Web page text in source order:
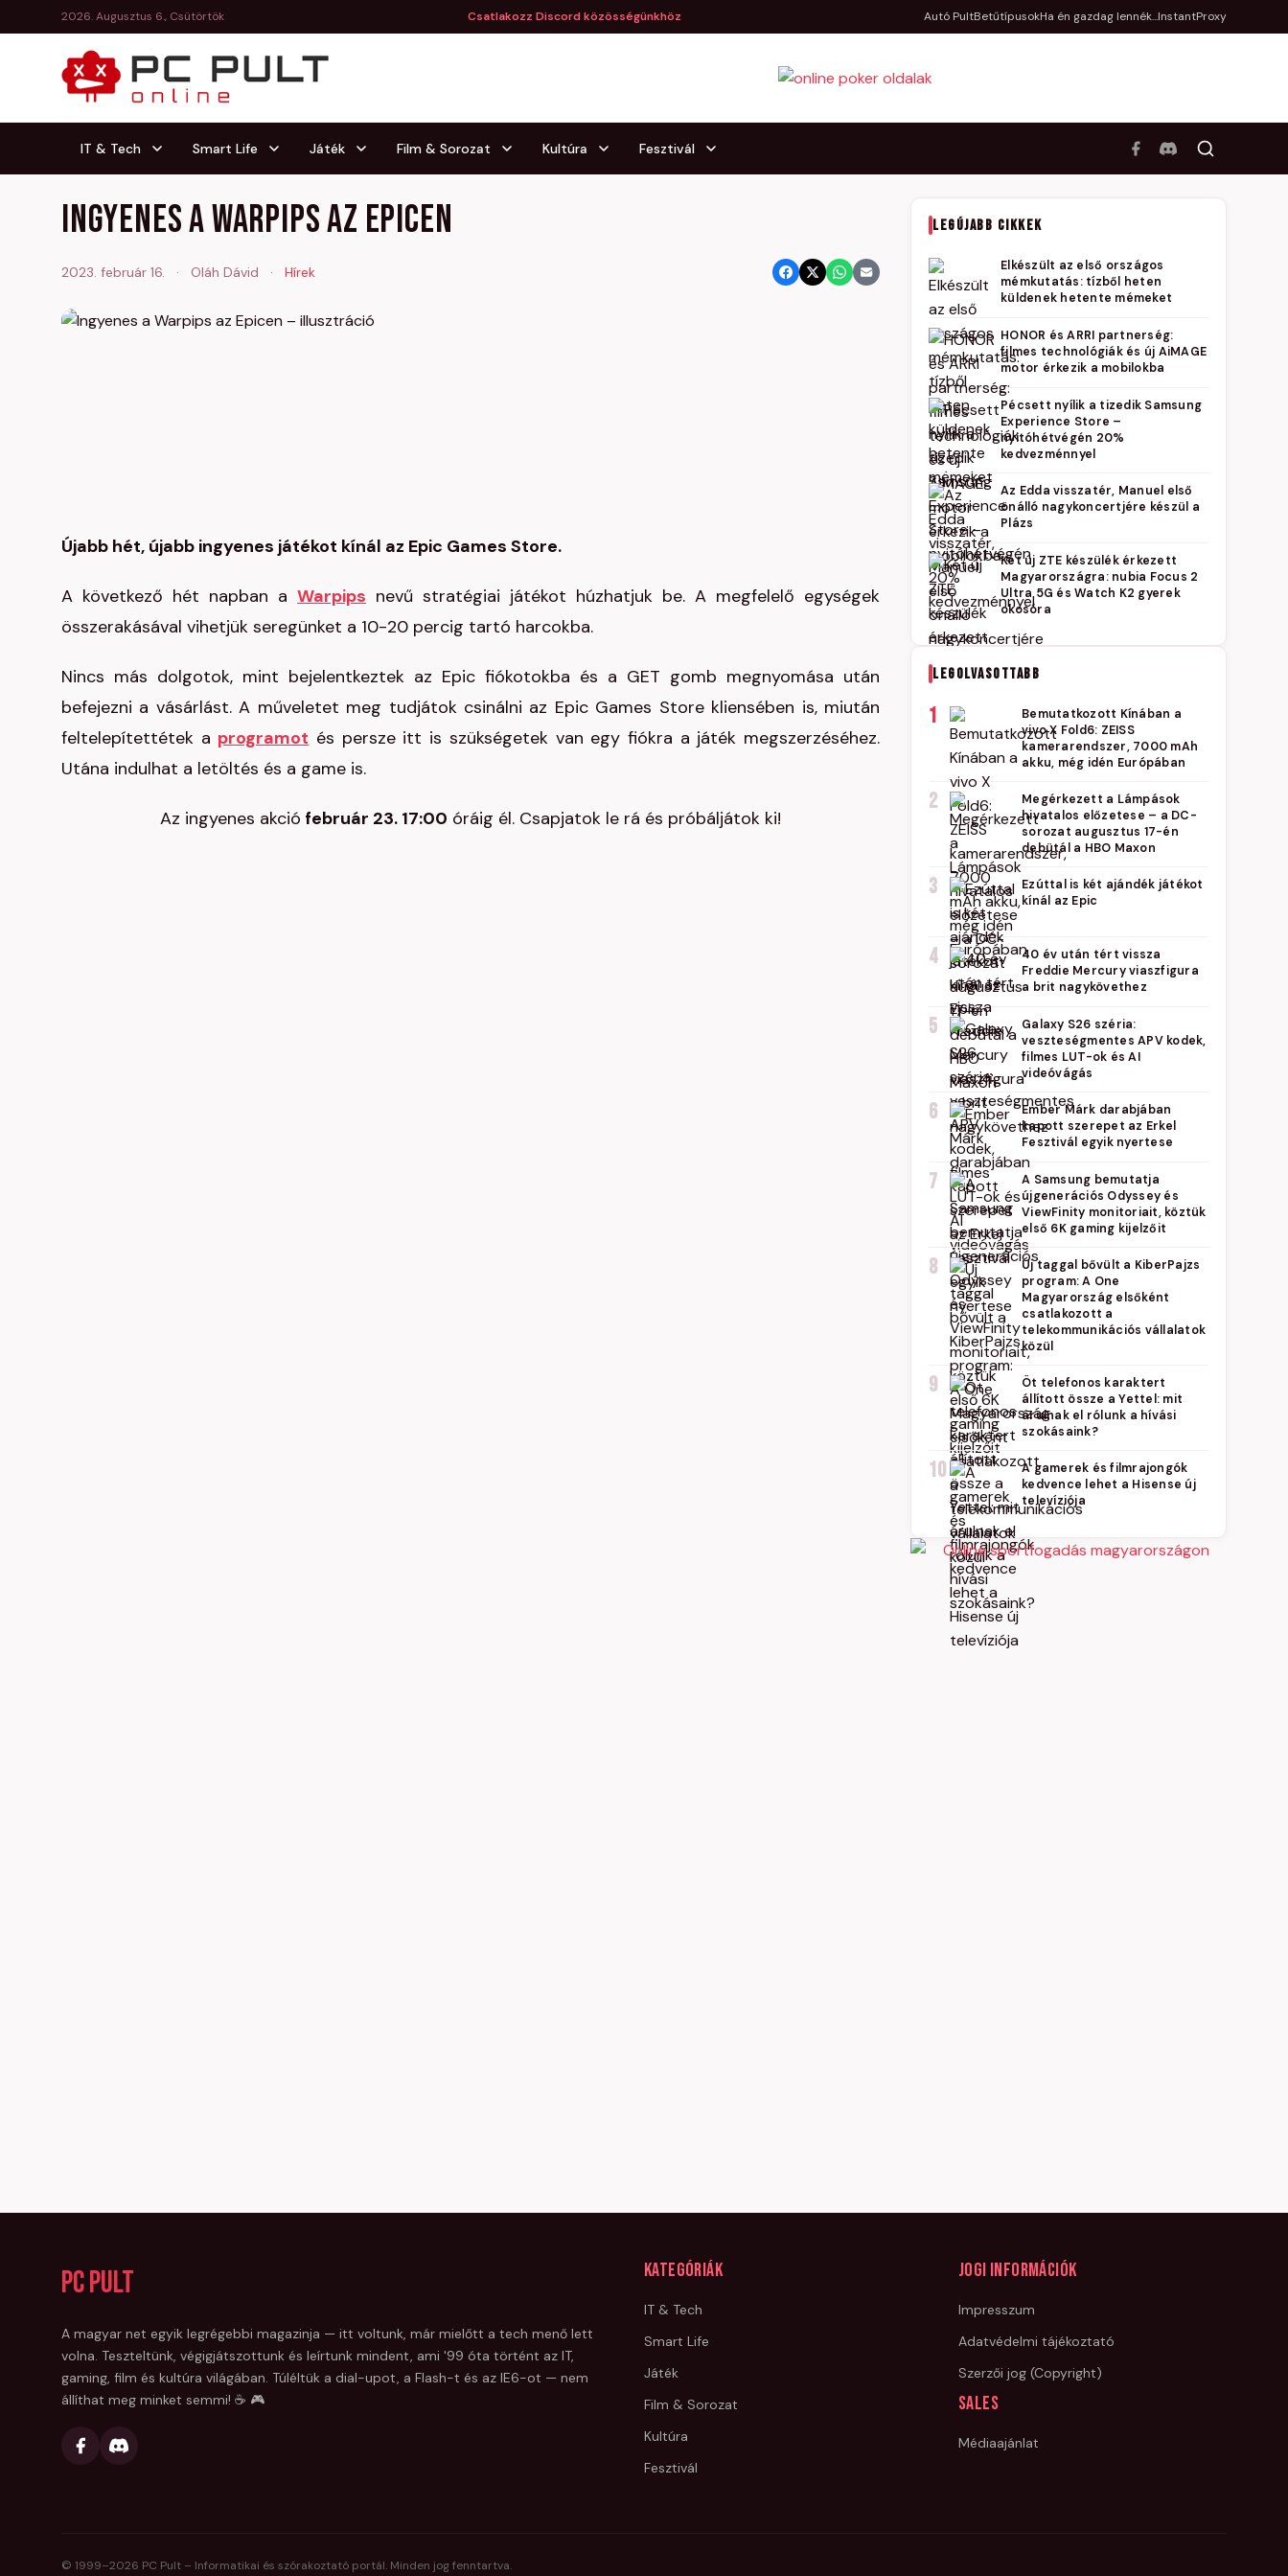
2026. Augusztus 6., Csütörtök Csatlakozz Discord közösségünkhöz Autó PultBetűtípusokHa én gazdag lennék...InstantProxy
IT & Tech Smart Life Játék Film & Sorozat Kultúra Fesztivál
Ingyenes a Warpips az Epicen
2023. február 16. · Oláh Dávid · Hírek
Újabb hét, újabb ingyenes játékot kínál az Epic Games Store.
A következő hét napban a Warpips nevű stratégiai játékot húzhatjuk be. A megfelelő egységek
összerakásával vihetjük seregünket a 10-20 percig tartó harcokba.
Nincs más dolgotok, mint bejelentkeztek az Epic fiókotokba és a GET gomb megnyomása után
befejezni a vásárlást. A műveletet meg tudjátok csinálni az Epic Games Store kliensében is, miután
feltelepítettétek a programot és persze itt is szükségetek van egy fiókra a játék megszerzéséhez.
Utána indulhat a letöltés és a game is.
Az ingyenes akció február 23. 17:00 óráig él. Csapjatok le rá és próbáljátok ki!
LEGÚJABB CIKKEK
Elkészült az első országos
mémkutatás: tízből heten
küldenek hetente mémeket
HONOR és ARRI partnerség:
filmes technológiák és új AiMAGE
motor érkezik a mobilokba
Pécsett nyílik a tizedik Samsung
Experience Store –
nyitóhétvégén 20%
kedvezménnyel
Az Edda visszatér, Manuel első
önálló nagykoncertjére készül a
Plázs
Két új ZTE készülék érkezett
Magyarországra: nubia Focus 2
Ultra 5G és Watch K2 gyerek
okosóra
LEGOLVASOTTABB
1
Bemutatkozott Kínában a
vivo X Fold6: ZEISS
kamerarendszer, 7000 mAh
akku, még idén Európában
2
Megérkezett a Lámpások
hivatalos előzetese – a DC-
sorozat augusztus 17-én
debütál a HBO Maxon
3
Ezúttal is két ajándék játékot
kínál az Epic
4
40 év után tért vissza
Freddie Mercury viaszfigura
a brit nagykövethez
5
Galaxy S26 széria:
veszteségmentes APV kodek,
filmes LUT-ok és AI
videóvágás
6
Ember Márk darabjában
kapott szerepet az Erkel
Fesztivál egyik nyertese
7
A Samsung bemutatja
újgenerációs Odyssey és
ViewFinity monitoriait, köztük
első 6K gaming kijelzőit
8
Új taggal bővült a KiberPajzs
program: A One
Magyarország elsőként
csatlakozott a
telekommunikációs vállalatok
közül
9
Öt telefonos karaktert
állított össze a Yettel: mit
árulnak el rólunk a hívási
szokásaink?
10
A gamerek és filmrajongók
kedvence lehet a Hisense új
televíziója
PC Pult
A magyar net egyik legrégebbi magazinja — itt voltunk, már mielőtt a tech menő lett
volna. Teszteltünk, végigjátszottunk és leírtunk mindent, ami '99 óta történt az IT,
gaming, film és kultúra világában. Túléltük a dial-upot, a Flash-t és az IE6-ot — nem
állíthat meg minket semmi! ☕ 🎮
Kategóriák
IT & Tech
Smart Life
Játék
Film & Sorozat
Kultúra
Fesztivál
Jogi információk
Impresszum
Adatvédelmi tájékoztató
Szerzői jog (Copyright)
Sales
Médiaajánlat
© 1999–2026 PC Pult – Informatikai és szórakoztató portál. Minden jog fenntartva.